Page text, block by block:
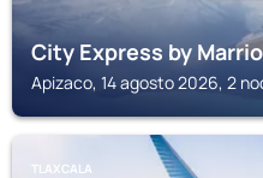
City Express by
Apizaco, 14 agosto 2026, 2
TLAXCALA